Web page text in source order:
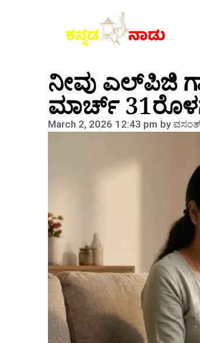
ನೀವು ಎಲ್‌ಪಿಜಿ
ಮಾರ್ಚ್
March 2, 2026 12:43 pm by